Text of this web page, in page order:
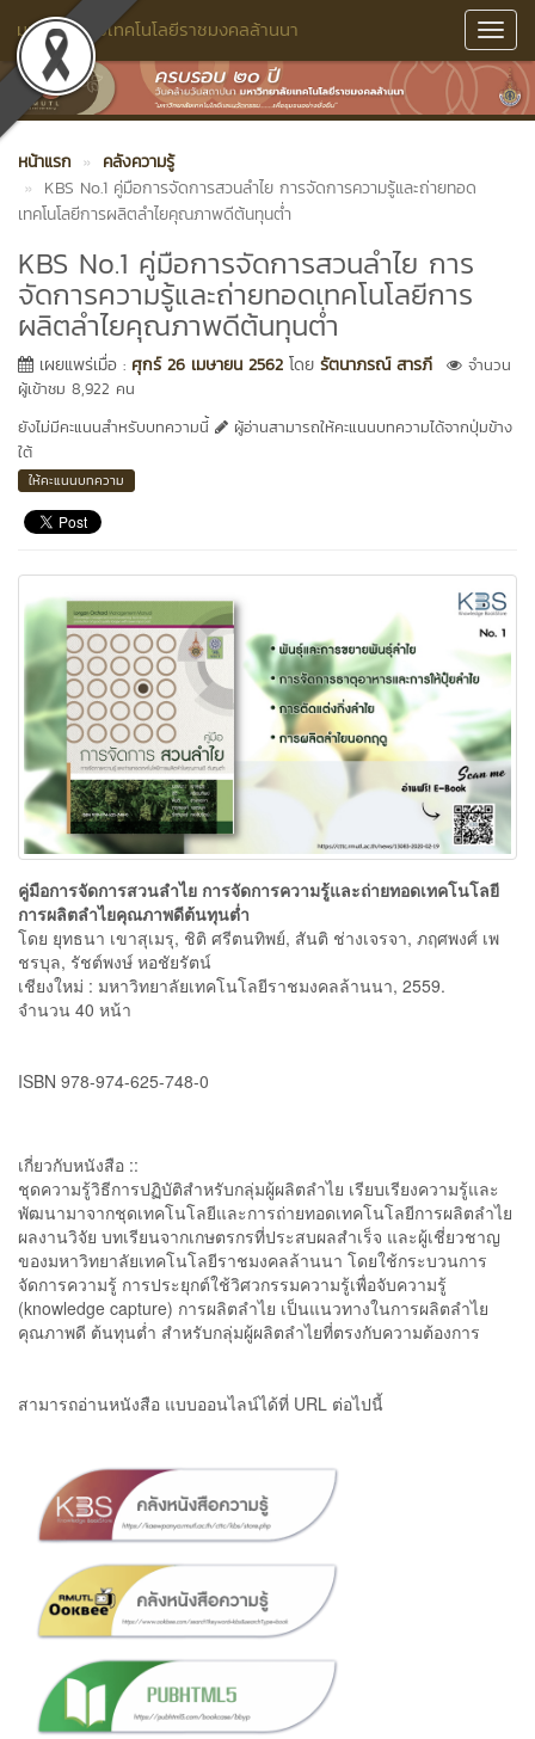
มหาวิทยาลัยเทคโนโลยีราชมงคลล้านนา
หน้าแรก
คลังความรู้
KBS No.1 คู่มือการจัดการสวนลำไย การจัดการความรู้และถ่ายทอด
เทคโนโลยีการผลิตลำไยคุณภาพดีต้นทุนต่ำ
KBS No.1 คู่มือการจัดการสวนลำไย การ
จัดการความรู้และถ่ายทอดเทคโนโลยีการ
ผลิตลำไยคุณภาพดีต้นทุนต่ำ
เผยแพร่เมื่อ : ศุกร์ 26 เมษายน 2562 โดย รัตนาภรณ์ สารภี
จำนวน
ผู้เข้าชม 8,922 คน
ยังไม่มีคะแนนสำหรับบทความนี้
ผู้อ่านสามารถให้คะแนนบทความได้จากปุ่มข้าง
ใต้
ให้คะแนนบทความ
คู่มือการจัดการสวนลำไย การจัดการความรู้และถ่ายทอดเทคโนโลยี
การผลิตลำไยคุณภาพดีต้นทุนต่ำ
โดย ยุทธนา เขาสุเมรุ, ชิติ ศรีตนทิพย์, สันติ ช่างเจรจา, ภฤศพงศ์ เพ
ชรบุล, รัชต์พงษ์ หอชัยรัตน์
เชียงใหม่ : มหาวิทยาลัยเทคโนโลยีราชมงคลล้านนา, 2559.
จำนวน 40 หน้า
ISBN 978-974-625-748-0
เกี่ยวกับหนังสือ ::
ชุดความรู้วิธีการปฏิบัติสำหรับกลุ่มผู้ผลิตลำไย เรียบเรียงความรู้และ
พัฒนามาจากชุดเทคโนโลยีและการถ่ายทอดเทคโนโลยีการผลิตลำไย
ผลงานวิจัย บทเรียนจากเกษตรกรที่ประสบผลสำเร็จ และผู้เชี่ยวชาญ
ของมหาวิทยาลัยเทคโนโลยีราชมงคลล้านนา โดยใช้กระบวนการ
จัดการความรู้ การประยุกต์ใช้วิศวกรรมความรู้เพื่อจับความรู้
(knowledge capture) การผลิตลำไย เป็นแนวทางในการผลิตลำไย
คุณภาพดี ต้นทุนต่ำ สำหรับกลุ่มผู้ผลิตลำไยที่ตรงกับความต้องการ
สามารถอ่านหนังสือ แบบออนไลน์ได้ที่ URL ต่อไปนี้